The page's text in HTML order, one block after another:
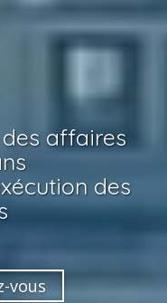
affaires
des
vous